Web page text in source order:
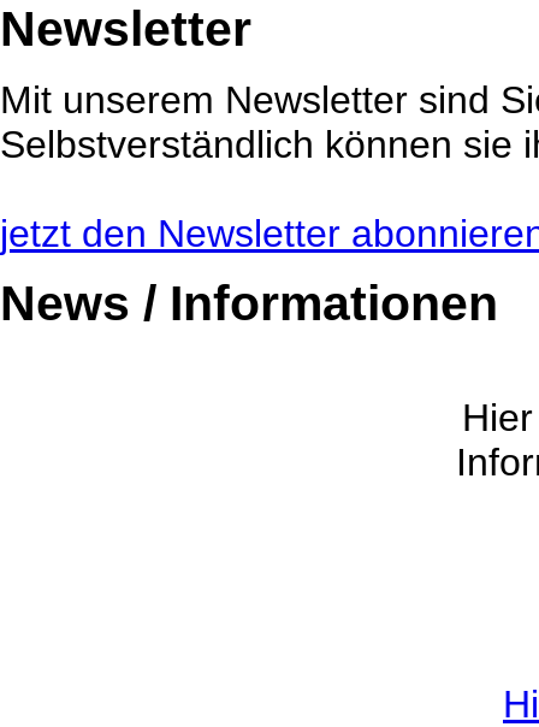
Newsletter
Mit unserem Newsletter sind
Selbstverständlich können sie
jetzt den Newsletter
News / Informationen